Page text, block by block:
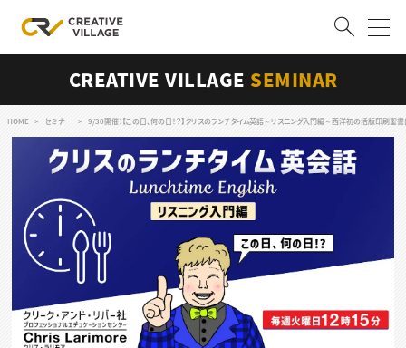
ログイン 会員登録
クリエイター求人を探す
CREATIVE JOB求人検索
特集求人
採用説明会
転職支援サービス
スキルアップしたい！
CREATIVE VILLAGE SEMINAR
HOME セミナー 9/30開催：【この日、何の日！？】クリスのランチタイム英語～リスニング入門編～西洋初の活版印刷聖